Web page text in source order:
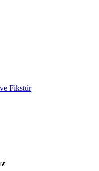
Fikstür